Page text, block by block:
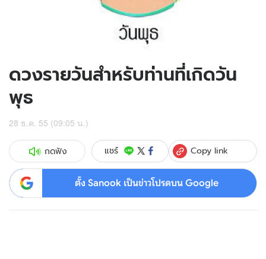
ดวงรายวันสำหรับท่านที่เกิดวัน
พุธ
28 ธ.ค. 55 (09:05 น.)
กดฟัง แชร์ Copy link
ตั้ง Sanook เป็นข่าวโปรดบน Google